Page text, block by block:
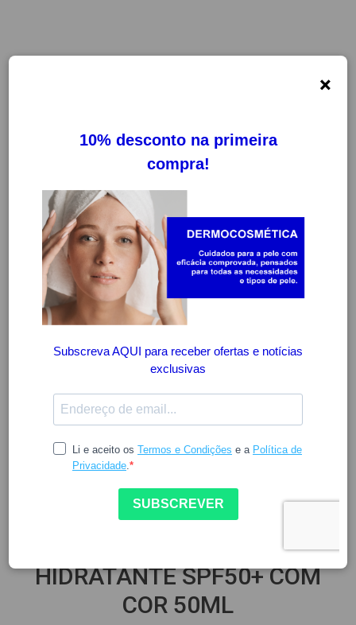
LA ROCHE POSAY ANTHELIOS
UV-MUNE 400 CREME
HIDRATANTE SPF50+ COM
COR 50ML
×